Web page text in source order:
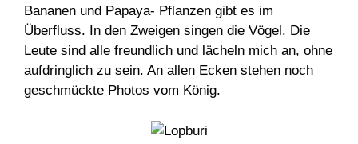
Bananen und Papaya- Pflanzen gibt es im
Überfluss. In den Zweigen singen die Vögel. Die
Leute sind alle freundlich und lächeln mich an, ohne
aufdringlich zu sein. An allen Ecken stehen noch
geschmückte Photos vom König.